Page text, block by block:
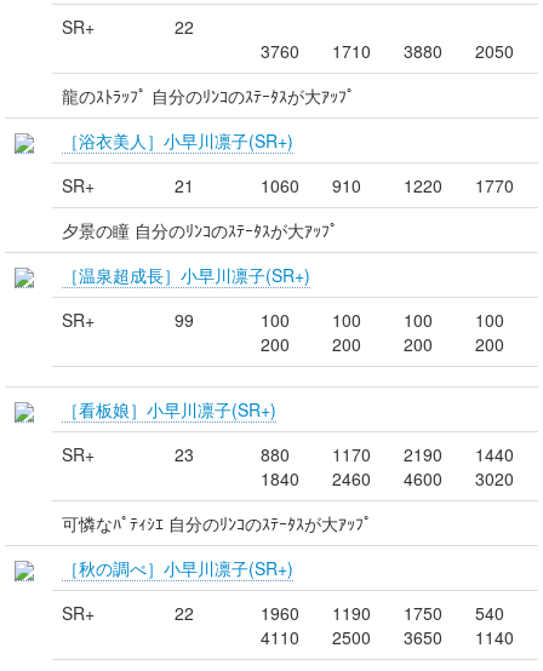
SR+
22
3760
1710 3880
2050
龍のｽﾄﾗｯﾌﾟ 自分のﾘﾝｺのｽﾃｰﾀｽが大ｱｯﾌﾟ
［浴衣美人］小早川凛子(SR+)
SR+
21 1060 910 1220
1770
夕景の瞳 自分のﾘﾝｺのｽﾃｰﾀｽが大ｱｯﾌﾟ
［温泉超成長］小早川凛子(SR+)
SR+
99
100
200
100
200
100
200
100
200
［看板娘］小早川凛子(SR+)
SR+
23
880
1840
1170
2460
2190
4600
1440
3020
可憐なﾊﾟﾃｨｼｴ 自分のﾘﾝｺのｽﾃｰﾀｽが大ｱｯﾌﾟ
［秋の調べ］小早川凛子(SR+)
SR+
22
1960
4110
1190
2500
1750
3650
540
1140